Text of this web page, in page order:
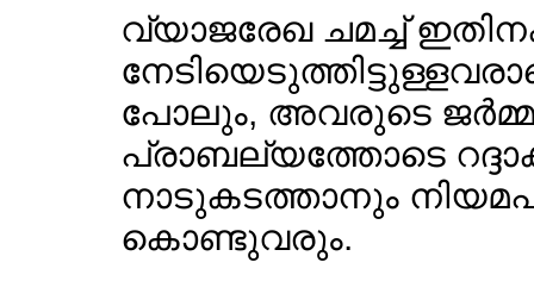
വ്യാജരേഖ ചമച്ച്
പോലും, അവരുടെ
പ്രാബല്യത്തോടെ
നാടുകടത്താനും
കൊണ്ടുവരും.